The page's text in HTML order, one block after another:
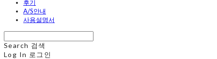
후기
A/S안내
사용설명서
Search 검색
Log In 로그인